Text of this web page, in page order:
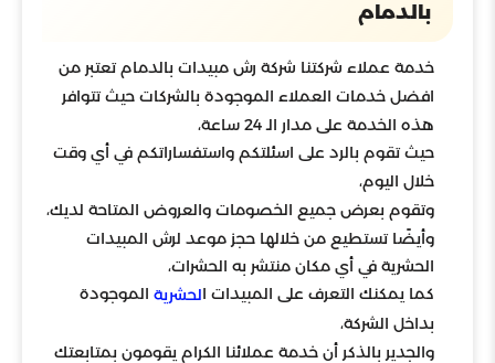
بالدمام
خدمة عملاء شركتنا شركة رش مبيدات بالدمام تعتبر من
افضل خدمات العملاء الموجودة بالشركات حيث تتوافر
هذه الخدمة على مدار الـ 24 ساعة،
حيث تقوم بالرد على اسئلتكم واستفساراتكم في أي وقت
خلال اليوم،
وتقوم بعرض جميع الخصومات والعروض المتاحة لديك،
وأيضًا تستطيع من خلالها حجز موعد لرش المبيدات
الحشرية في أي مكان منتشر به الحشرات،
كما يمكنك التعرف على المبيدات الحشرية الموجودة
بداخل الشركة،
والجدير بالذكر أن خدمة عملائنا الكرام يقومون بمتابعتك